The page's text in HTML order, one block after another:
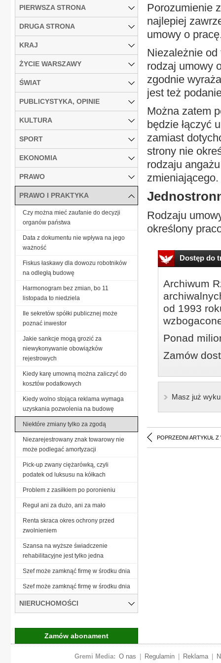
Porozumienie
najlepiej
umowy o
Niezależnie
rodzaj umowy
zgodnie
jest też
Można zatem
będzie łączyć
zamiast
strony nie
rodzaju
zmieniającego.
Rodzaju
określony
Dostęp do
Archiwum
od 1993
Ponad
Zamów
Masz już
POPRZEDNI ARTYKUŁ Z
PIERWSZA STRONA
DRUGA STRONA
KRAJ
ŻYCIE WARSZAWY
ŚWIAT
PUBLICYSTYKA, OPINIE
KULTURA
SPORT
EKONOMIA
PRAWO
PRAWO I PRAKTYKA
Czy można mieć zaufanie do decyzji
organów państwa
Data z dokumentu nie wpływa na jego
ważność
Fiskus łaskawy dla dowozu robotników
na odległą budowę
Harmonogram bez zmian, bo 11
listopada to niedziela
Ile sekretów spółki publicznej może
poznać inwestor
Jakie sankcje mogą grozić za
niewykonywanie obowiązków
rejestrowych
Kiedy karę umowną można zaliczyć do
kosztów podatkowych
Kiedy wolno stojąca reklama wymaga
uzyskania pozwolenia na budowę
Niektóre zmiany tylko za zgodą
Niezarejestrowany znak towarowy nie
może podlegać amortyzacji
Pick-up zwany ciężarówką, czyli
podatek od luksusu na kółkach
Problem z zasiłkiem po poronieniu
Reguł ani za dużo, ani za mało
Renta skraca okres ochrony przed
zwolnieniem
Szansa na wyższe świadczenie
rehabilitacyjne jest tylko jedna
Szef może zamknąć firmę w środku dnia
Szef może zamknąć firmę w środku dnia
NIERUCHOMOŚCI
Zamów abonament
Gremi Media: O nas Regulamin Reklama